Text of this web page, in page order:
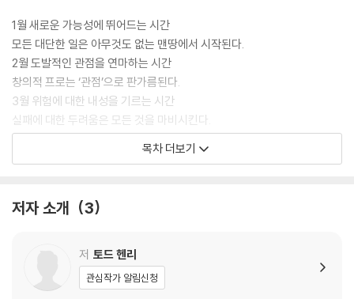
드 헨리는 당신이 더 많이, 더 훌륭하게 성취해낼 수 있도록 돕는다. 바로
지금부터 말이다.” 한 장 글을 읽고 하나씩 질문을 던지며 생각을 단련할
때, 일터에서 능숙한 해결사가 될 뿐 아니라 삶의 방향과 질서가 정립되어
갈 것이다.
1월 새로운 가능성에 뛰어드는 시간
모든 대단한 일은 아무것도 없는 맨땅에서 시작된다.
2월 도발적인 관점을 연마하는 시간
창의적 프로는 ‘관점’으로 판가름된다.
3월 위험에 대한 내성을 기르는 시간
실패에 대한 두려움은 모든 것을 마비시킨다.
4월 문제를 통해 더 높은 곳으로 가는 시간
난관은 불가피하지만 그를 마주하는 태도가 중요하다.
6월 나만의 성공을 정확히 조준하는 시간
7월 완성보다 성장이 두드러지는 시간
어떤 비교는 시작부터 불공평하다.
8월 나를 돕는 질서를 정립하는 시간
목차 더보기
저자 소개 3
저 토드 헨리
관심작가 알림신청